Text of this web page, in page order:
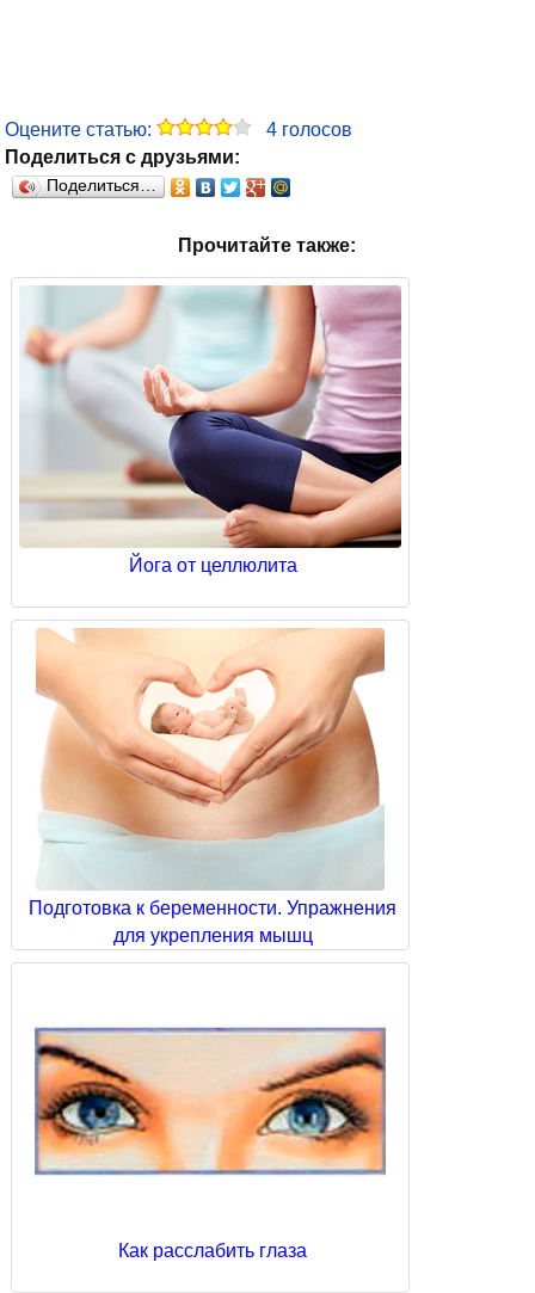
Оцените статью: 4 голосов
Поделиться с друзьями:
Поделиться…
Прочитайте также:
Йога от целлюлита
Подготовка к беременности. Упражнения
для укрепления мышц
Как расслабить глаза